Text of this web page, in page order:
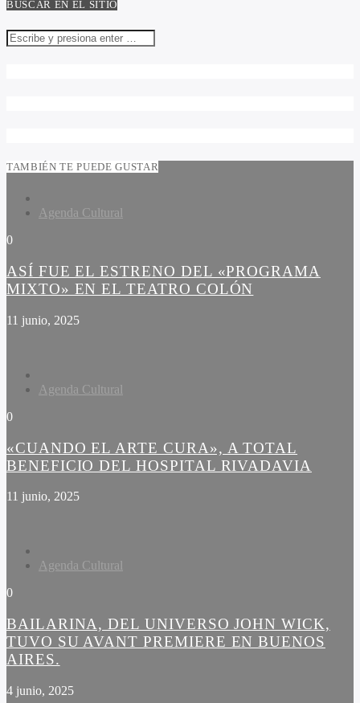
BUSCAR EN EL SITIO
TAMBIÉN TE PUEDE GUSTAR
Agenda Cultural
0
ASÍ FUE EL ESTRENO DEL «PROGRAMA
MIXTO» EN EL TEATRO COLÓN
11 junio, 2025
Agenda Cultural
0
«CUANDO EL ARTE CURA», A TOTAL
BENEFICIO DEL HOSPITAL RIVADAVIA
11 junio, 2025
Agenda Cultural
0
BAILARINA, DEL UNIVERSO JOHN WICK,
TUVO SU AVANT PREMIERE EN BUENOS
AIRES.
4 junio, 2025